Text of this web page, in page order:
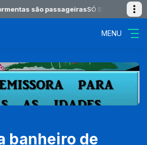
são passageirasSÓ SUCESSOS das
MENU
banheiro de